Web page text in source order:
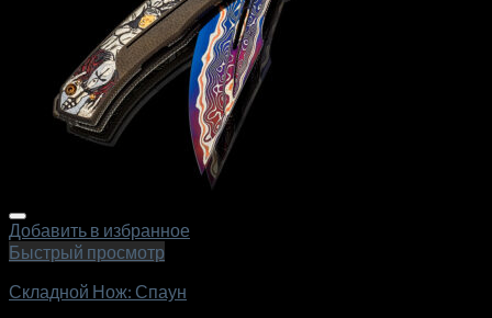
Добавить в избранное
Быстрый просмотр
Складной Нож: Спаун